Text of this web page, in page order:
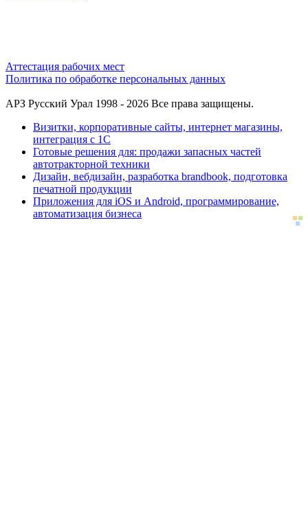
Аттестация рабочих мест
Политика по обработке персональных данных
АРЗ Русский Урал 1998 - 2026 Все права защищены.
Визитки, корпоративные сайты, интернет магазины,
интеграция с 1С
Готовые решения для: продажи запасных частей
автотракторной техники
Дизайн, вебдизайн, разработка brandbook, подготовка
печатной продукции
Приложения для iOS и Android, программирование,
автоматизация бизнеса